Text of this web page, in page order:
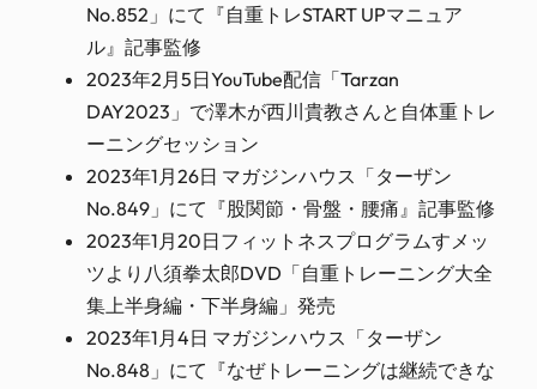
No.852」にて『自重トレSTART UPマニュア
ル』記事監修
2023年2月5日YouTube配信「Tarzan
DAY2023」で澤木が西川貴教さんと自体重トレ
ーニングセッション
2023年1月26日 マガジンハウス「ターザン
No.849」にて『股関節・骨盤・腰痛』記事監修
2023年1月20日フィットネスプログラムすメッ
ツより八須拳太郎DVD「自重トレーニング大全
集上半身編・下半身編」発売
2023年1月4日 マガジンハウス「ターザン
No.848」にて『なぜトレーニングは継続できな